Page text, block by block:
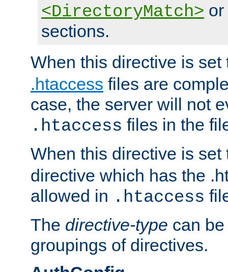
<DirectoryMatch> or
sections.
When this directive is
.htaccess files are
case, the server will not
.htaccess files in the
When this directive is
directive which has the
allowed in .htaccess
The directive-type can
groupings of directives.